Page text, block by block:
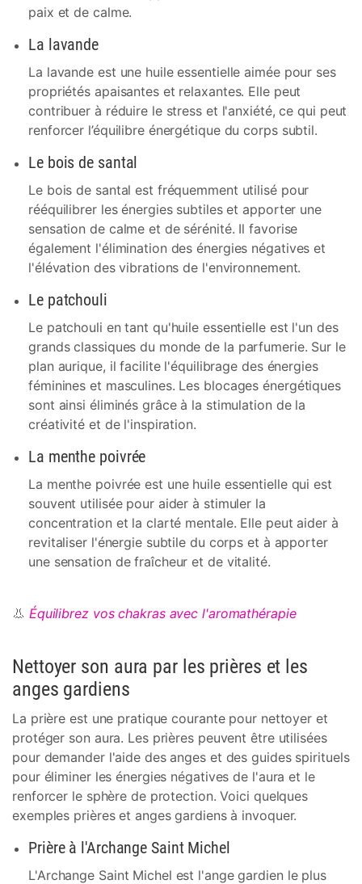
paix et de calme.
La lavande
La lavande est une huile essentielle aimée pour ses
propriétés apaisantes et relaxantes. Elle peut
contribuer à réduire le stress et l'anxiété, ce qui peut
renforcer l’équilibre énergétique du corps subtil.
Le bois de santal
Le bois de santal est fréquemment utilisé pour
rééquilibrer les énergies subtiles et apporter une
sensation de calme et de sérénité. Il favorise
également l'élimination des énergies négatives et
l'élévation des vibrations de l'environnement.
Le patchouli
Le patchouli en tant qu'huile essentielle est l'un des
grands classiques du monde de la parfumerie. Sur le
plan aurique, il facilite l'équilibrage des énergies
féminines et masculines. Les blocages énergétiques
sont ainsi éliminés grâce à la stimulation de la
créativité et de l'inspiration.
La menthe poivrée
La menthe poivrée est une huile essentielle qui est
souvent utilisée pour aider à stimuler la
concentration et la clarté mentale. Elle peut aider à
revitaliser l'énergie subtile du corps et à apporter
une sensation de fraîcheur et de vitalité.
👃 Équilibrez vos chakras avec l'aromathérapie
Nettoyer son aura par les prières et les
anges gardiens
La prière est une pratique courante pour nettoyer et
protéger son aura. Les prières peuvent être utilisées
pour demander l'aide des anges et des guides spirituels
pour éliminer les énergies négatives de l'aura et le
renforcer le sphère de protection. Voici quelques
exemples prières et anges gardiens à invoquer.
Prière à l'Archange Saint Michel
L'Archange Saint Michel est l'ange gardien le plus